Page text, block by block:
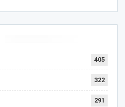
405
322
291